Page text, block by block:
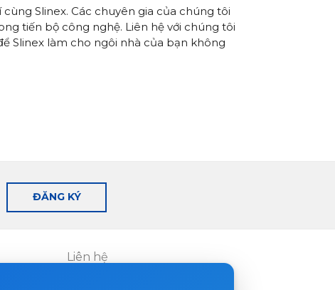
Slinex. Các chuyên gia của chúng tôi
tiến bộ công nghệ. Liên hệ với chúng tôi
Slinex làm cho ngôi nhà của bạn không
ĐĂNG KÝ
Liên hệ